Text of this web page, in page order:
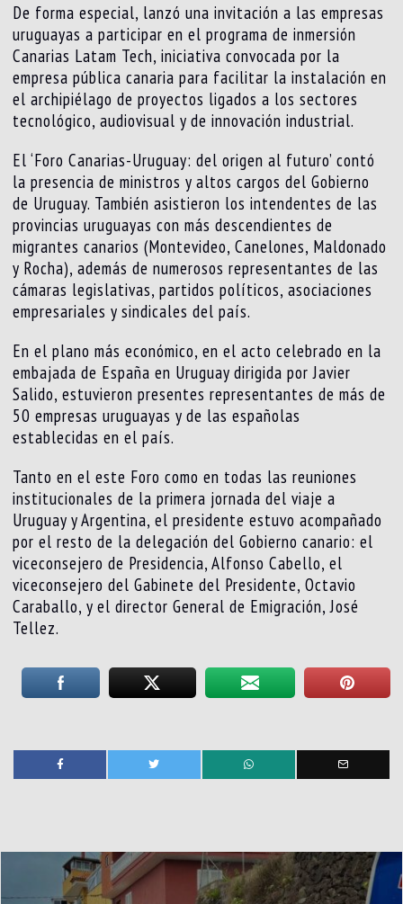
De forma especial, lanzó una invitación a las empresas
uruguayas a participar en el programa de inmersión
Canarias Latam Tech, iniciativa convocada por la
empresa pública canaria para facilitar la instalación en
el archipiélago de proyectos ligados a los sectores
tecnológico, audiovisual y de innovación industrial.
El ‘Foro Canarias-Uruguay: del origen al futuro’ contó
la presencia de ministros y altos cargos del Gobierno
de Uruguay. También asistieron los intendentes de las
provincias uruguayas con más descendientes de
migrantes canarios (Montevideo, Canelones, Maldonado
y Rocha), además de numerosos representantes de las
cámaras legislativas, partidos políticos, asociaciones
empresariales y sindicales del país.
En el plano más económico, en el acto celebrado en la
embajada de España en Uruguay dirigida por Javier
Salido, estuvieron presentes representantes de más de
50 empresas uruguayas y de las españolas
establecidas en el país.
Tanto en el este Foro como en todas las reuniones
institucionales de la primera jornada del viaje a
Uruguay y Argentina, el presidente estuvo acompañado
por el resto de la delegación del Gobierno canario: el
viceconsejero de Presidencia, Alfonso Cabello, el
viceconsejero del Gabinete del Presidente, Octavio
Caraballo, y el director General de Emigración, José
Tellez.